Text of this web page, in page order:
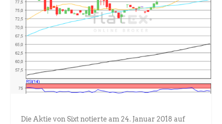
Die Aktie von Sixt notierte am 24. Januar 2018 auf